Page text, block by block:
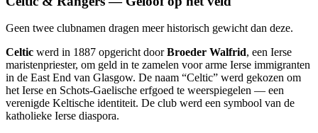
Geen twee clubnamen dragen meer historisch gewicht dan deze.
Celtic werd in 1887 opgericht doorBroeder Walfrid, een Ierse
maristenpriester, om geld in te zamelen voor arme Ierse immigranten
in de East End van Glasgow. De naam “Celtic” werd gekozen om
het Ierse en Schots-Gaelische erfgoed te weerspiegelen — een
verenigde Keltische identiteit. De club werd een symbool van de
katholieke Ierse diaspora.